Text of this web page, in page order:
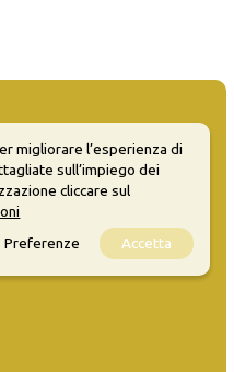
migliorare l’esperienza di
sull’impiego dei
cliccare sul
Preferenze
Accetta